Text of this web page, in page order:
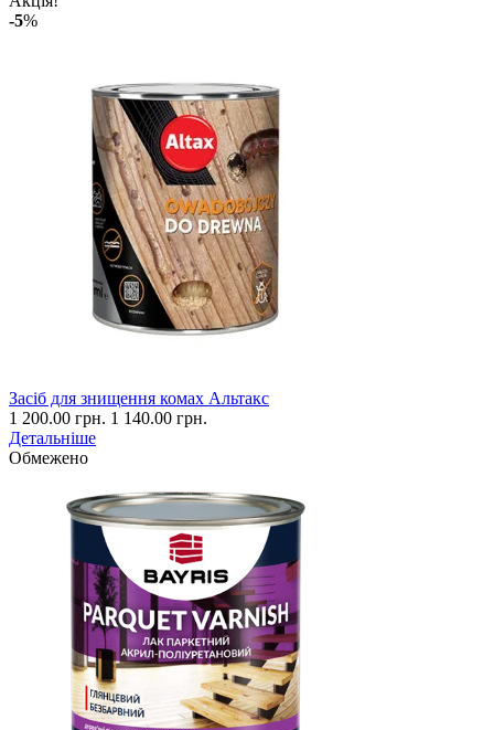
-5%
Засіб для знищення комах Альтакс
1 200.00 грн. 1 140.00 грн.
Детальніше
Обмежено